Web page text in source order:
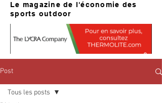
Le magazine de l'économie des
sports outdoor
Post
Tous les posts